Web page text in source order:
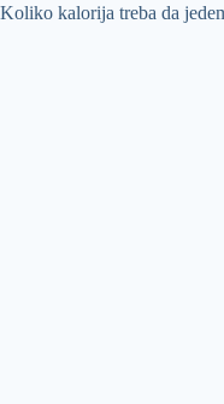
Koliko kalorija treba da